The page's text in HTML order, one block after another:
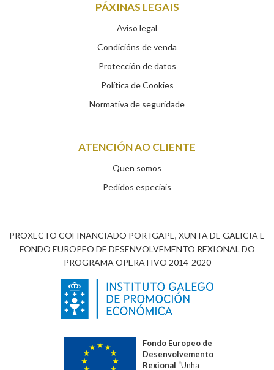
PÁXINAS LEGAIS
Aviso legal
Condicións de venda
Protección de datos
Política de Cookies
Normativa de seguridade
ATENCIÓN AO CLIENTE
Quen somos
Pedidos especiais
PROXECTO COFINANCIADO POR IGAPE, XUNTA DE GALICIA E
FONDO EUROPEO DE DESENVOLVEMENTO REXIONAL DO
PROGRAMA OPERATIVO 2014-2020
Fondo Europeo de
Desenvolvemento
Rexional “Unha